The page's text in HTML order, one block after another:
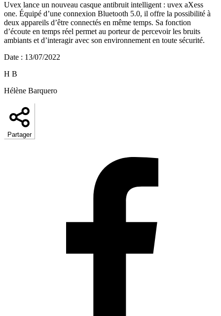
Uvex lance un nouveau casque antibruit intelligent : uvex aXess
one. Équipé d’une connexion Bluetooth 5.0, il offre la possibilité à
deux appareils d’être connectés en même temps. Sa fonction
d’écoute en temps réel permet au porteur de percevoir les bruits
ambiants et d’interagir avec son environnement en toute sécurité.
Date : 13/07/2022
H B
Hélène Barquero
Partager